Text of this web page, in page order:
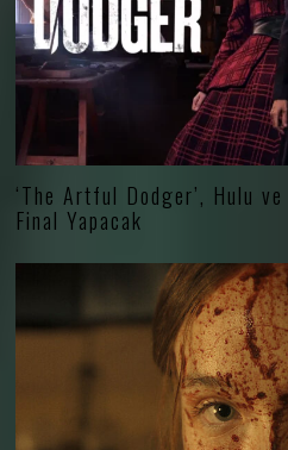
‘The Artful Dodger’, Hulu
Final Yapacak